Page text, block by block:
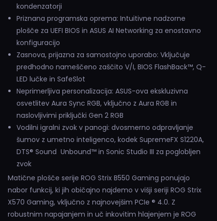
kondenzatorji
Priznana programska oprema: Intuitivne nadzorne
plošče za UEFI BIOS in ASUS AI Networking za enostavno
konfiguracijo
Zasnova, prijazna za samostojno uporabo: Vključuje
predhodno nameščeno zaščito V/I, BIOS FlashBack™, Q-
LED lučke in SafeSlot
Neprimerljiva personalizacija: ASUS-ova ekskluzivna
osvetlitev Aura Sync RGB, vključno z Aura RGB in
naslovljivimi priključki Gen 2 RGB
Vodilni igralni zvok v panogi: dvosmerno odpravljanje
šumov z umetno inteligenco, kodek SupremeFX S1220A,
DTS® Sound Unbound™ in Sonic Studio III za poglobljen
zvok
Matične plošče serije ROG Strix B550 Gaming ponujajo
nabor funkcij, ki jih običajno najdemo v višji seriji ROG Strix
X570 Gaming, vključno z najnovejšim PCIe ® 4.0. Z
robustnim napajanjem in uč inkovitim hlajenjem je ROG